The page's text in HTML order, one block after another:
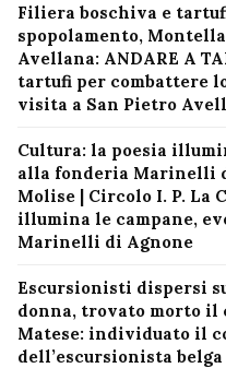
Filiera boschiva e
spopolamento,
Avellana: ANDARE A
tartufi per combattere
visita a San Pietro
Cultura: la poesia
alla fonderia Marinelli
Molise | Circolo I. P. La
illumina le campane,
Marinelli di Agnone
Escursionisti dispersi
donna, trovato morto il
Matese: individuato il
dell’escursionista belga